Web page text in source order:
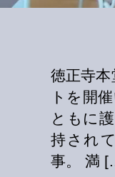
徳正寺
トを開
ともに
持され
事。 満